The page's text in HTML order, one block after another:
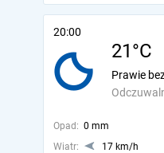
20:00
21°C
Prawie
Opad: 0 mm
Wiatr:
17 km/h